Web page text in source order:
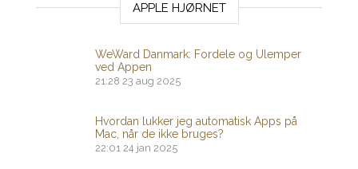
APPLE HJØRNET
WeWard Danmark: Fordele og Ulemper
ved Appen
21:28 23 aug 2025
Hvordan lukker jeg automatisk Apps på
Mac, når de ikke bruges?
22:01 24 jan 2025